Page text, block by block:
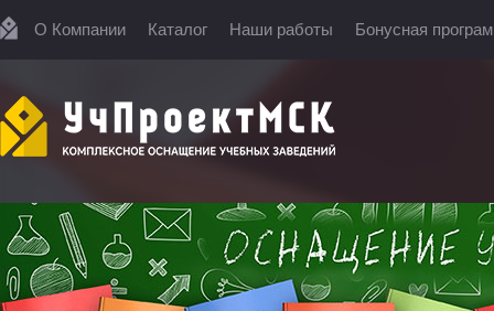
О Компании Каталог Наши работы Бонусная